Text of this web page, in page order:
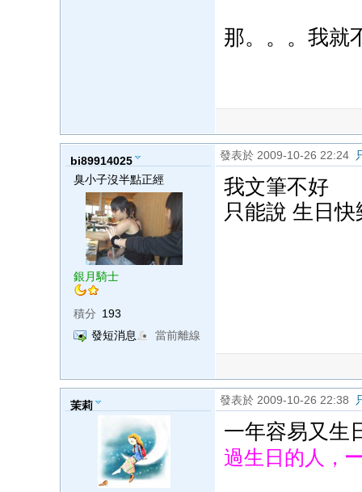
那。。。我
bi89914025
臭小子沒半點正經
銀月騎士
積分 193
發短消息
當前離線
發表於 2009-10-26 22:24
我文筆不好
只能說 生日
茉莉 發表於 2009-10-26 22:38
一年容易又生
過生日的人，